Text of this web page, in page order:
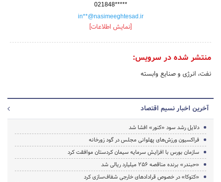
021848*****
in**@nasimeeghtesad.ir
[نمایش اطلاعات]
منتشر شده در سرویس:
نفت، انرژی و صنایع وابسته
آخرین اخبار نسیم اقتصاد
دلایل رشد سود «کنور» افشا شد
فراکسیون ورزش‌های پهلوانی مجلس در گود زورخانه
سازمان بورس با افزایش سرمایه سیمان کردستان موافقت کرد
«حبندر» برنده مناقصه 256 میلیارد ریالی شد
«کتوکا» در خصوص قرادادهای خارجی شفاف‌سازی کرد